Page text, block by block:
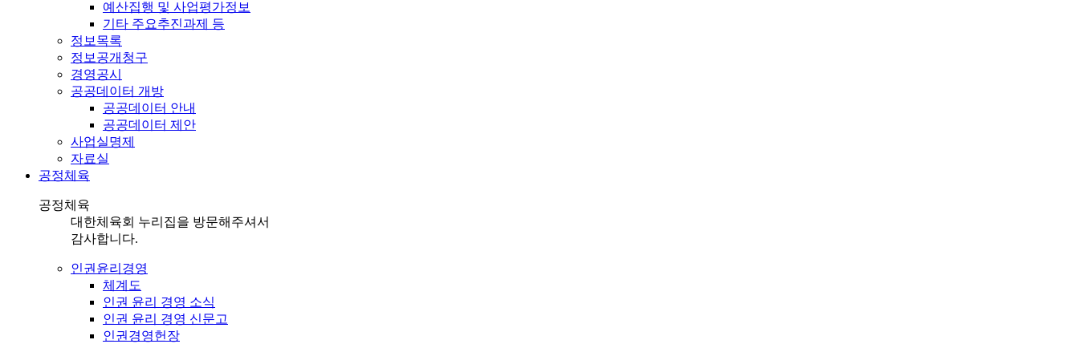
예산집행 및 사업평가정보
기타 주요추진과제 등
정보목록
정보공개청구
경영공시
공공데이터 개방
공공데이터 안내
공공데이터 제안
사업실명제
자료실
공정체육
공정체육
대한체육회 누리집을 방문해주셔서
감사합니다.
인권윤리경영
체계도
인권 윤리 경영 소식
인권 윤리 경영 신문고
인권경영헌장